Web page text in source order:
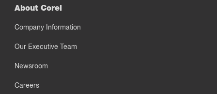
About Corel
Company Information
Our Executive Team
Newsroom
Careers